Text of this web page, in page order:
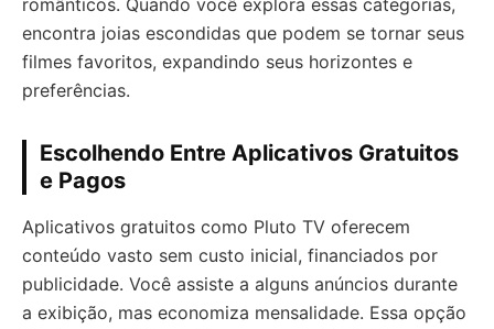
românticos. Quando você explora essas categorias,
encontra joias escondidas que podem se tornar seus
filmes favoritos, expandindo seus horizontes e
preferências.
Escolhendo Entre Aplicativos Gratuitos
e Pagos
Aplicativos gratuitos como Pluto TV oferecem
conteúdo vasto sem custo inicial, financiados por
publicidade. Você assiste a alguns anúncios durante
a exibição, mas economiza mensalidade. Essa opção